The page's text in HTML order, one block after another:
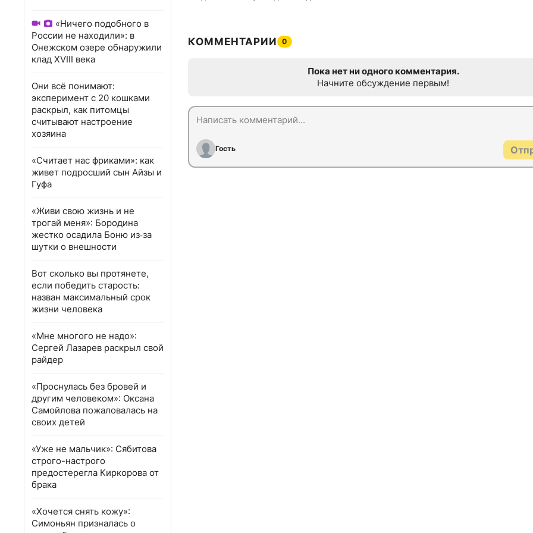
«Ничего подобного в
России не находили»: в
Онежском озере обнаружили
клад XVIII века
Они всё понимают:
эксперимент с 20 кошками
раскрыл, как питомцы
считывают настроение
хозяина
«Считает нас фриками»: как
живет подросший сын Айзы и
Гуфа
«Живи свою жизнь и не
трогай меня»: Бородина
жестко осадила Боню из‑за
шутки о внешности
Вот сколько вы протянете,
если победить старость:
назван максимальный срок
жизни человека
«Мне многого не надо»:
Сергей Лазарев раскрыл свой
райдер
«Проснулась без бровей и
другим человеком»: Оксана
Самойлова пожаловалась на
своих детей
«Уже не мальчик»: Сябитова
строго-настрого
предостерегла Киркорова от
брака
«Хочется снять кожу»:
Симоньян призналась о
КОММЕНТАРИИ 0
Пока нет ни одного комментария.
Начните обсуждение первым!
Гость